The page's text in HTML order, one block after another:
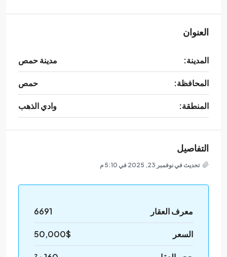
العنوان
المدينة: مدينة حمص
المحافظة: حمص
المنطقة: وادي الذهب
التفاصيل
تحديث في نوفمبر 23, 2025 في 5:10 م
معرف العقار 6691
السعر 50,000$